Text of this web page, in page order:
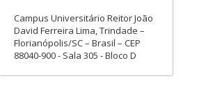
Campus Universitário Reitor João
David Ferreira Lima, Trindade –
Florianópolis/SC – Brasil – CEP
88040-900 - Sala 305 - Bloco D